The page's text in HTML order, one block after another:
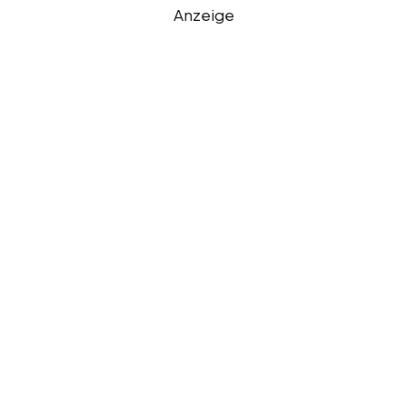
Anzeige